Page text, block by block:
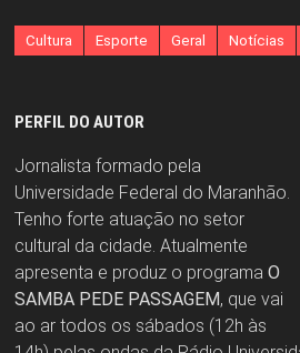
Cultura Esporte Geral Notícias
PERFIL DO AUTOR
Jornalista formado pela
Universidade Federal do Maranhão.
Tenho forte atuação no setor
cultural da cidade. Atualmente
apresenta e produz o programa O
SAMBA PEDE PASSAGEM, que vai
ao ar todos os sábados (12h às